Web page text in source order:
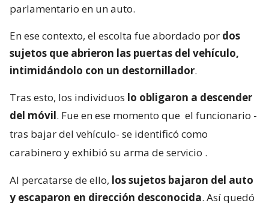
parlamentario en un auto.
En ese contexto, el escolta fue abordado por dos
sujetos que abrieron las puertas del vehículo,
intimidándolo con un destornillador.
Tras esto, los individuos lo obligaron a descender
del móvil. Fue en ese momento que el funcionario -
tras bajar del vehículo- se identificó como
carabinero y exhibió su arma de servicio .
Al percatarse de ello, los sujetos bajaron del auto
y escaparon en dirección desconocida. Así quedó